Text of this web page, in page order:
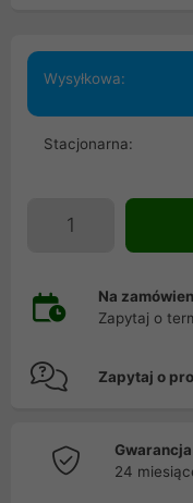
Wysyłkowa:
Stacjonarna:
Na
Zapytaj o
Zapytaj o
24